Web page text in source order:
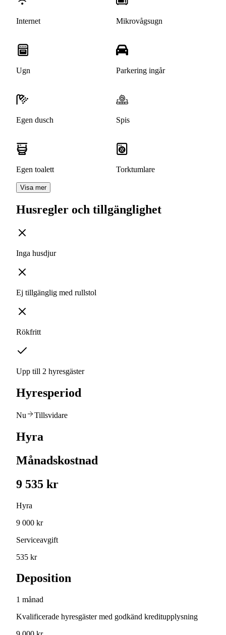
Internet Mikrovågsugn
Ugn Parkering ingår
Egen dusch Spis
Egen toalett Torktumlare
Visa mer
Husregler och tillgänglighet
Inga husdjur
Ej tillgänglig med rullstol
Rökfritt
Upp till 2 hyresgäster
Hyresperiod
Nu Tillsvidare
Hyra
Månadskostnad
9 535 kr
Hyra
9 000 kr
Serviceavgift
535 kr
Deposition
1 månad
Kvalificerade hyresgäster med godkänd kreditupplysning